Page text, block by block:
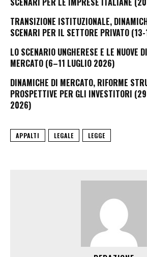
TRANSIZIONE ISTITUZIONALE,
SCENARI PER IL SETTORE PRIVATO
LO SCENARIO UNGHERESE E LE NUOVE
MERCATO (6–11 LUGLIO 2026)
DINAMICHE DI MERCATO, RIFORME
PROSPETTIVE PER GLI INVESTITORI
2026)
APPALTI LEGALE LEGGE